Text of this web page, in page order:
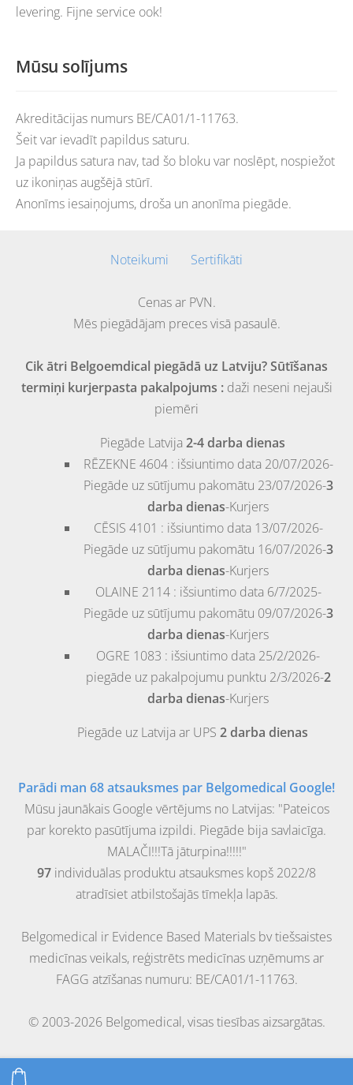
Mūsu solījums
Akreditācijas numurs BE/CA01/1-11763.
Šeit var ievadīt papildus saturu.
Ja papildus satura nav, tad šo bloku var noslēpt, nospiežot
uz ikoniņas augšējā stūrī.
Anonīms iesaiņojums, droša un anonīma piegāde.
levering. Fijne service ook!
Noteikumi Sertifikāti
Cenas ar PVN.
Mēs piegādājam preces visā pasaulē.
Cik ātri Belgoemdical piegādā uz Latviju? Sūtīšanas
termiņi kurjerpasta pakalpojums :daži neseni nejauši
piemēri
Piegāde Latvija 2-4 darba dienas
RĒZEKNE 4604 : išsiuntimo data 20/07/2026-
Piegāde uz sūtījumu pakomātu 23/07/2026-3
darba dienas-Kurjers
CĒSIS 4101 : išsiuntimo data 13/07/2026-
Piegāde uz sūtījumu pakomātu 16/07/2026-3
darba dienas-Kurjers
OLAINE 2114 : išsiuntimo data 6/7/2025-
Piegāde uz sūtījumu pakomātu 09/07/2026-3
darba dienas-Kurjers
OGRE 1083 : išsiuntimo data 25/2/2026-
piegāde uz pakalpojumu punktu 2/3/2026-2
darba dienas-Kurjers
Piegāde uz Latvijaar UPS 2 darba dienas
Parādi man 68 atsauksmes par Belgomedical Google!
Mūsu jaunākais Google vērtējums no Latvijas: "Pateicos
par korekto pasūtījuma izpildi. Piegāde bija savlaicīga.
MALAČI!!!Tā jāturpina!!!!!"
97 individuālas produktu atsauksmes kopš 2022/8
atradīsiet atbilstošajās tīmekļa lapās.
Belgomedical ir Evidence Based Materials bv tiešsaistes
medicīnas veikals, reģistrēts medicīnas uzņēmums ar
FAGG atzīšanas numuru: BE/CA01/1-11763.
© 2003-2026 Belgomedical, visas tiesības aizsargātas.